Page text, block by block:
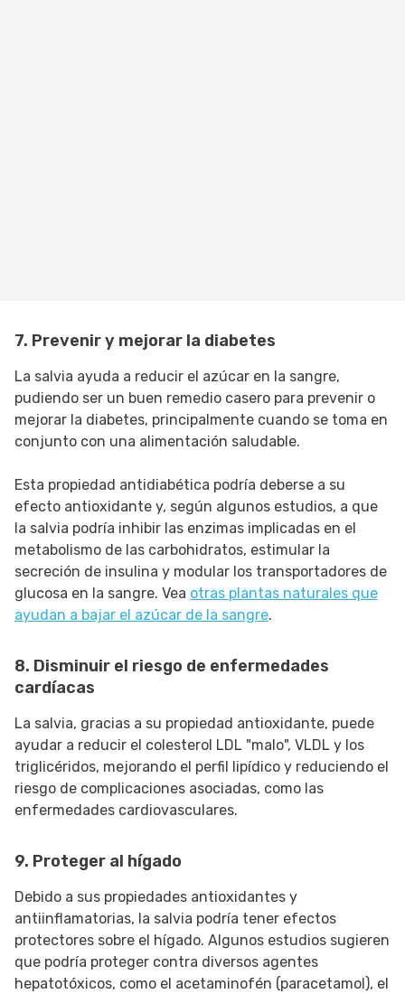
7. Prevenir y mejorar la diabetes
La salvia ayuda a reducir el azúcar en la sangre,
pudiendo ser un buen remedio casero para prevenir o
mejorar la diabetes, principalmente cuando se toma en
conjunto con una alimentación saludable.
Esta propiedad antidiabética podría deberse a su
efecto antioxidante y, según algunos estudios, a que
la salvia podría inhibir las enzimas implicadas en el
metabolismo de las carbohidratos, estimular la
secreción de insulina y modular los transportadores de
glucosa en la sangre. Vea otras plantas naturales que
ayudan a bajar el azúcar de la sangre.
8. Disminuir el riesgo de enfermedades
cardíacas
La salvia, gracias a su propiedad antioxidante, puede
ayudar a reducir el colesterol LDL "malo", VLDL y los
triglicéridos, mejorando el perfil lipídico y reduciendo el
riesgo de complicaciones asociadas, como las
enfermedades cardiovasculares.
9. Proteger al hígado
Debido a sus propiedades antioxidantes y
antiinflamatorias, la salvia podría tener efectos
protectores sobre el hígado. Algunos estudios sugieren
que podría proteger contra diversos agentes
hepatotóxicos, como el acetaminofén (paracetamol), el